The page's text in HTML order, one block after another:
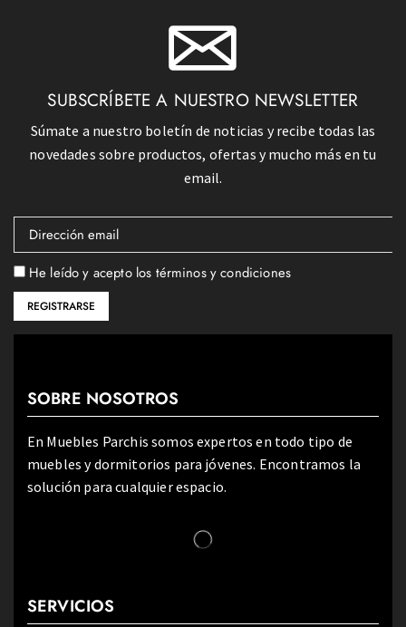
SUBSCRÍBETE A NUESTRO NEWSLETTER
Súmate a nuestro boletín de noticias y recibe todas las
novedades sobre productos, ofertas y mucho más en tu
email.
He leído y acepto los términos y condiciones
SOBRE NOSOTROS
En Muebles Parchis somos expertos en todo tipo de
muebles y dormitorios para jóvenes. Encontramos la
solución para cualquier espacio.
SERVICIOS